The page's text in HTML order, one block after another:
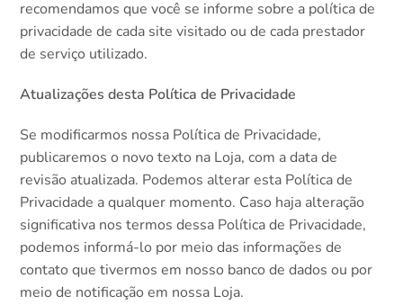
recomendamos que você se informe sobre a política de
privacidade de cada site visitado ou de cada prestador
de serviço utilizado.
Atualizações desta Política de Privacidade
Se modificarmos nossa Política de Privacidade,
publicaremos o novo texto na Loja, com a data de
revisão atualizada. Podemos alterar esta Política de
Privacidade a qualquer momento. Caso haja alteração
significativa nos termos dessa Política de Privacidade,
podemos informá-lo por meio das informações de
contato que tivermos em nosso banco de dados ou por
meio de notificação em nossa Loja.